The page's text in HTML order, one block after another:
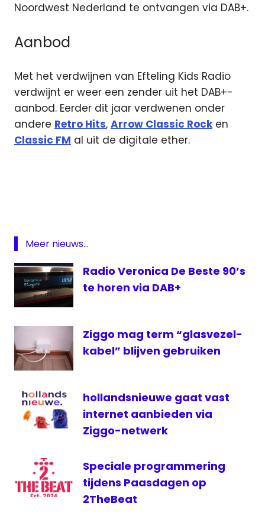
Noordwest Nederland te ontvangen via DAB+.
Aanbod
Met het verdwijnen van Efteling Kids Radio
verdwijnt er weer een zender uit het DAB+-
aanbod. Eerder dit jaar verdwenen onder
andere Retro Hits, Arrow Classic Rocken
Classic FM al uit de digitale ether.
Kids
Radio
KPN
Kids
ziggo
Meer nieuws...
Radio Veronica De Beste 90’s
te horen via DAB+
Ziggo mag term “glasvezel-
kabel” blijven gebruiken
hollandsnieuwe gaat vast
internet aanbieden via
Ziggo-netwerk
Speciale programmering
tijdens Paasdagen op
2TheBeat